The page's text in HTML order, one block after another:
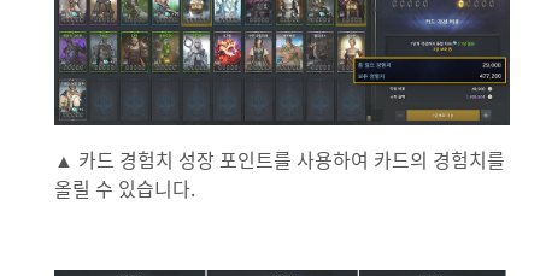
▲ 카드 경험치 성장 포인트를 사용하여 카드의 경험치를
올릴 수 있습니다.